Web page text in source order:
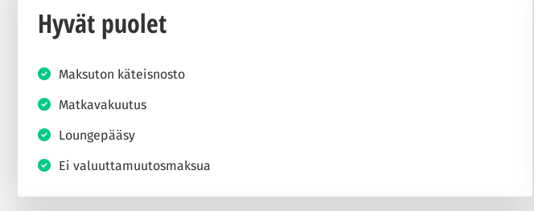
Hyvät puolet
Maksuton käteisnosto
Matkavakuutus
Loungepääsy
Ei valuuttamuutosmaksua